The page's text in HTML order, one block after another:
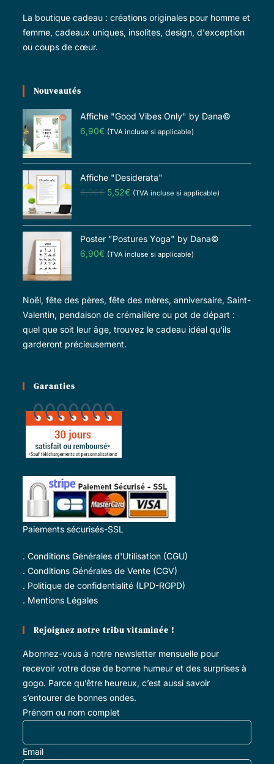
La boutique cadeau : créations originales pour homme et
femme, cadeaux uniques, insolites, design, d'exception
ou coups de cœur.
Nouveautés
Affiche "Good Vibes Only" by Dana©
6,90€ (TVA incluse si applicable)
Affiche "Desiderata"
6,90€ 5,52€ (TVA incluse si applicable)
Poster "Postures Yoga" by Dana©
6,90€ (TVA incluse si applicable)
Noël, fête des pères, fête des mères, anniversaire, Saint-
Valentin, pendaison de crémaillère ou pot de départ :
quel que soit leur âge, trouvez le cadeau idéal qu'ils
garderont précieusement.
Garanties
Paiements sécurisés-SSL
.Conditions Générales d'Utilisation (CGU)
.Conditions Générales de Vente (CGV)
. Politique de confidentialité (LPD-RGPD)
. Mentions Légales
Rejoignez notre tribu vitaminée !
Abonnez-vous à notre newsletter mensuelle pour
recevoir votre dose de bonne humeur et des surprises à
gogo. Parce qu’être heureux, c’est aussi savoir
s’entourer de bonnes ondes.
Prénom ou nom complet
Email